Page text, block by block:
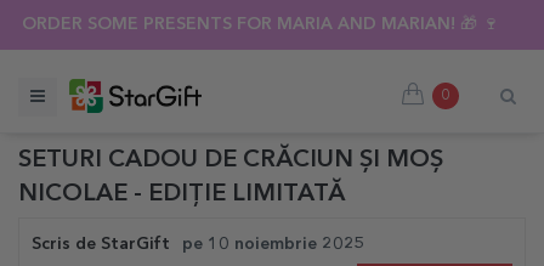
SUMMER SALE 🌴 UP TO 40% OFF OVER 100 PERSONALISED
0
SETURI CADOU DE CRĂCIUN ȘI MOȘ
NICOLAE - EDIȚIE LIMITATĂ
Scris de StarGift pe 10 noiembrie 2025